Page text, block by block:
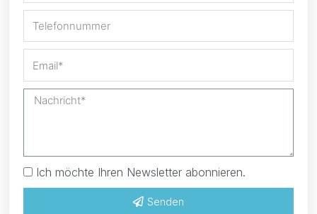
Ich möchte Ihren Newsletter abonnieren.
Senden